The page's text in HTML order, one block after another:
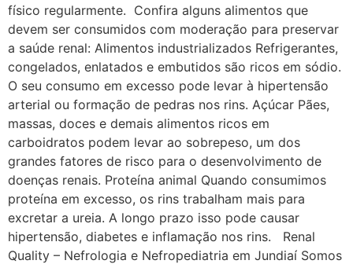
físico regularmente. Confira alguns alimentos que
devem ser consumidos com moderação para preservar
a saúde renal: Alimentos industrializados Refrigerantes,
congelados, enlatados e embutidos são ricos em sódio.
O seu consumo em excesso pode levar à hipertensão
arterial ou formação de pedras nos rins. Açúcar Pães,
massas, doces e demais alimentos ricos em
carboidratos podem levar ao sobrepeso, um dos
grandes fatores de risco para o desenvolvimento de
doenças renais. Proteína animal Quando consumimos
proteína em excesso, os rins trabalham mais para
excretar a ureia. A longo prazo isso pode causar
hipertensão, diabetes e inflamação nos rins. Renal
Quality – Nefrologia e Nefropediatria em Jundiaí Somos